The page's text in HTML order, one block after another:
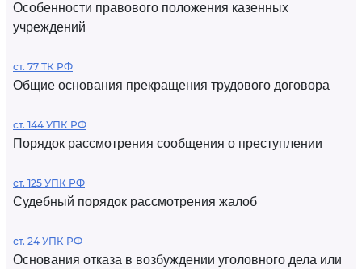
Особенности правового положения казенных
учреждений
ст. 77 ТК РФ
Общие основания прекращения трудового договора
ст. 144 УПК РФ
Порядок рассмотрения сообщения о преступлении
ст. 125 УПК РФ
Судебный порядок рассмотрения жалоб
ст. 24 УПК РФ
Основания отказа в возбуждении уголовного дела или